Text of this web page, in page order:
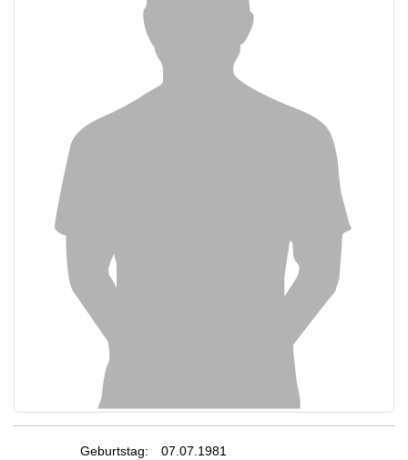
Geburtstag:
07.07.1981